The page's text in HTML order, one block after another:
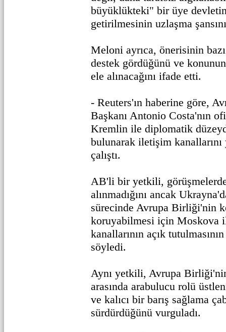
büyüklükteki" bir üye
getirilmesinin uzlaşma
Meloni ayrıca, önerisinin
destek gördüğünü ve
ele alınacağını ifade etti.
- Reuters'ın haberine göre,
Başkanı Antonio Costa'nın
Kremlin ile diplomatik
bulunarak iletişim
çalıştı.
AB'li bir yetkili,
alınmadığını ancak
sürecinde Avrupa Birliği'nin
koruyabilmesi için Moskova
kanallarının açık
söyledi.
Aynı yetkili, Avrupa
arasında arabulucu rolü
ve kalıcı bir barış sağlama
sürdürdüğünü vurguladı.